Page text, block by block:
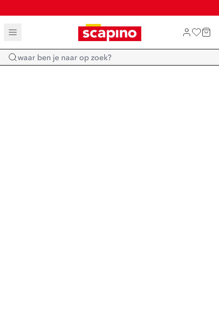
TOT 70% KORTING OP SALE
SHOP NIEUW
Home